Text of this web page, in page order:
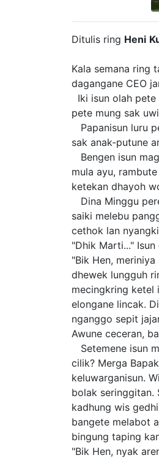
Ditulis ring Heni
Kala semana ring
dagangane CEO
Iki isun olah pete
pete mung sak
Papanisun luru
sak anak-putune
Bengen isun
mula ayu,
ketekan dhayoh
Dina Minggu
saiki melebu
cethok lan
"Dhik Marti..."
"Bik Hen,
dhewek lungguh
mecingkring ketel
elongane lincak.
nganggo sepit
Awune ceceran,
Setemene isun
cilik? Merga
keluwarganisun.
bolak seringgitan.
kadhung wis
bangete melabot
bingung taping
"Bik Hen, nyak